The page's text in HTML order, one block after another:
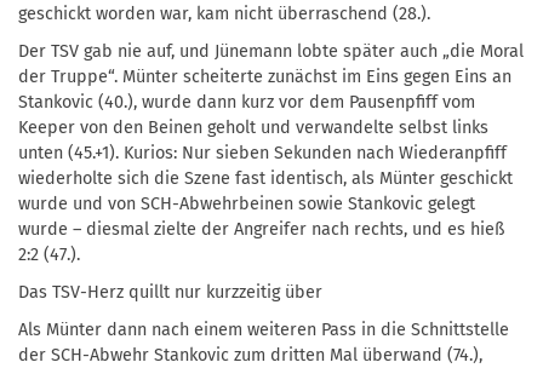
geschickt worden war, kam nicht überraschend (28.).
Der TSV gab nie auf, und Jünemann lobte später auch „die Moral
der Truppe“. Münter scheiterte zunächst im Eins gegen Eins an
Stankovic (40.), wurde dann kurz vor dem Pausenpfiff vom
Keeper von den Beinen geholt und verwandelte selbst links
unten (45.+1). Kurios: Nur sieben Sekunden nach Wiederanpfiff
wiederholte sich die Szene fast identisch, als Münter geschickt
wurde und von SCH-Abwehrbeinen sowie Stankovic gelegt
wurde – diesmal zielte der Angreifer nach rechts, und es hieß
2:2 (47.).
Das TSV-Herz quillt nur kurzzeitig über
Als Münter dann nach einem weiteren Pass in die Schnittstelle
der SCH-Abwehr Stankovic zum dritten Mal überwand (74.),